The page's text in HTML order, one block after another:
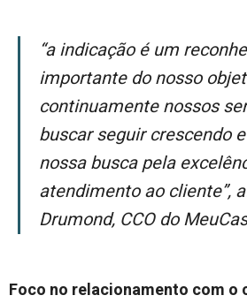
“A indicação é um reconhecimento
importante do nosso
continuamente nossos
buscar seguir crescendo
nossa busca pela
atendimento ao cliente”,
Drumond, CCO do
Foco no relacionamento com o